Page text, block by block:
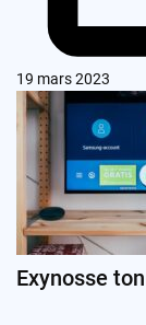
19 mars 2023
Exynosse